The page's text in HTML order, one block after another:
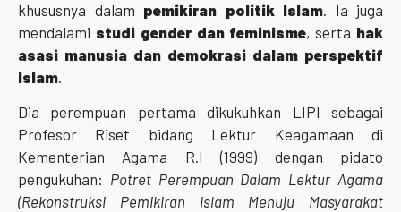
khususnya dalam pemikiran politik Islam. Ia juga
mendalami studi gender dan feminisme, serta hak
asasi manusia dan demokrasi dalam perspektif
Islam.
Dia perempuan pertama dikukuhkan LIPI sebagai
Profesor Riset bidang Lektur Keagamaan di
Kementerian Agama R.I (1999) dengan pidato
pengukuhan: Potret Perempuan Dalam Lektur Agama
(Rekonstruksi Pemikiran Islam Menuju Masyarakat